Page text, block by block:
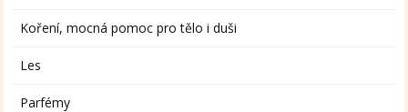
Koření, mocná pomoc pro tělo i duši
Les
Parfémy